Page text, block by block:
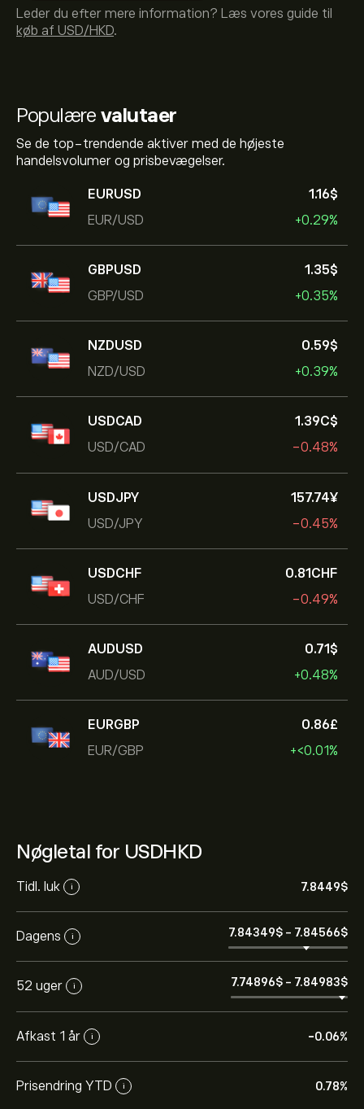
Populære valutaer
Se de top-trendende aktiver med de højeste
handelsvolumer og prisbevægelser.
EURUSD
EUR/USD
1.16‎$‎
+0.29%
GBPUSD
GBP/USD
1.35‎$‎
+0.35%
NZDUSD
NZD/USD
0.59‎$‎
+0.39%
USDCAD
USD/CAD
1.39‎C$‎
-0.48%
USDJPY
USD/JPY
157.74‎¥‎
-0.45%
USDCHF
USD/CHF
0.81‎CHF‎
-0.49%
AUDUSD
AUD/USD
0.71‎$‎
+0.48%
EURGBP
EUR/GBP
0.86‎£‎
+‎<‎0.01%
Nøgletal for USDHKD
Tidl. luk i 7.8449‎$‎
Dagens i 7.84349‎$‎ - 7.84566‎$‎
52 uger i 7.74896‎$‎ - 7.84983‎$‎
Afkast 1 år i -0.06%
Prisendring YTD i 0.78%
Leder du efter mere information? Læs vores guide til
køb af USD/HKD.